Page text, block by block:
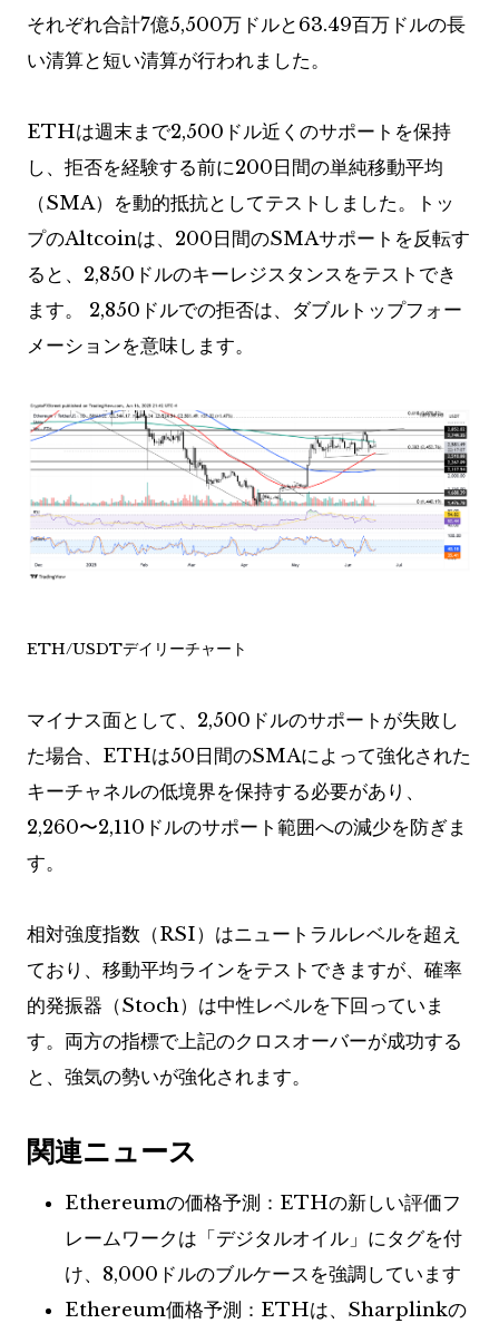
それぞれ合計7億5,500万ドルと63.49百万ドルの長
い清算と短い清算が行われました。
ETHは週末まで2,500ドル近くのサポートを保持
し、拒否を経験する前に200日間の単純移動平均
（SMA）を動的抵抗としてテストしました。トッ
プのAltcoinは、200日間のSMAサポートを反転す
ると、2,850ドルのキーレジスタンスをテストでき
ます。 2,850ドルでの拒否は、ダブルトップフォー
メーションを意味します。
ETH/USDTデイリーチャート
マイナス面として、2,500ドルのサポートが失敗し
た場合、ETHは50日間のSMAによって強化された
キーチャネルの低境界を保持する必要があり、
2,260〜2,110ドルのサポート範囲への減少を防ぎま
す。
相対強度指数（RSI）はニュートラルレベルを超え
ており、移動平均ラインをテストできますが、確率
的発振器（Stoch）は中性レベルを下回っていま
す。両方の指標で上記のクロスオーバーが成功する
と、強気の勢いが強化されます。
関連ニュース
Ethereumの価格予測：ETHの新しい評価フ
レームワークは「デジタルオイル」にタグを付
け、8,000ドルのブルケースを強調しています
Ethereum価格予測：ETHは、Sharplinkの